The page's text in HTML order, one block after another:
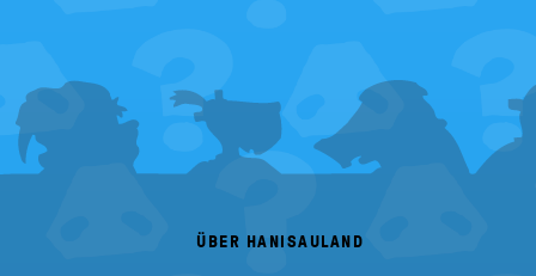
FOOTER
MENU
ÜBER HANISAULAND